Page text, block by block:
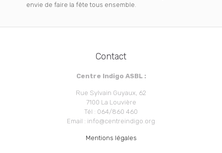
envie de faire la fête tous ensemble.
Contact
Centre Indigo ASBL :
Rue Sylvain Guyaux, 62
7100 La Louvière
Tél : 064/860 460
Email : info@centreindigo.org
Mentions légales